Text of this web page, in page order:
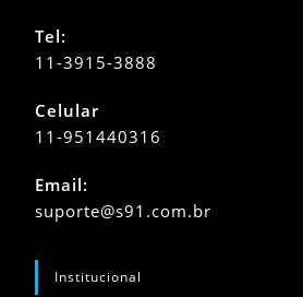
Tel:
11-3915-3888
Celular
11-951440316
em
seu
Email:
suporte@s91.com.brAbre
Institucional